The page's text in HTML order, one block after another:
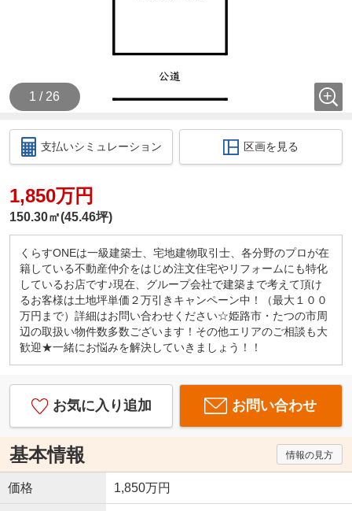
1 / 26
支払いシミュレーション 区画を見る
1,850万円
150.30㎡(45.46坪)
くらすONEは一級建築士、宅地建物取引士、各分野のプロが在
籍している不動産仲介をはじめ注文住宅やリフォームにも特化
しているお店です♪現在、グループ会社で建築まで考えて頂け
るお客様は土地坪単価２万引きキャンペーン中！（最大１００
万円まで）詳細はお問い合わせください☆姫路市・たつの市周
辺の取扱い物件数多数ございます！その他エリアのご相談も大
歓迎★一緒にお悩みを解決していきましょう！！
お気に入り追加 お問い合わせ
基本情報 情報の見方
価格 1,850万円